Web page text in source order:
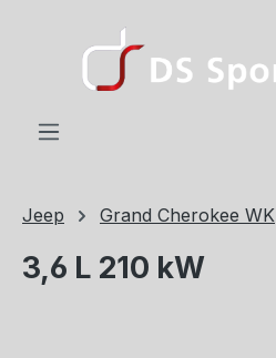
Zum Hauptinhalt springen
Jeep Grand Cherokee WK
3,6 L 210 kW